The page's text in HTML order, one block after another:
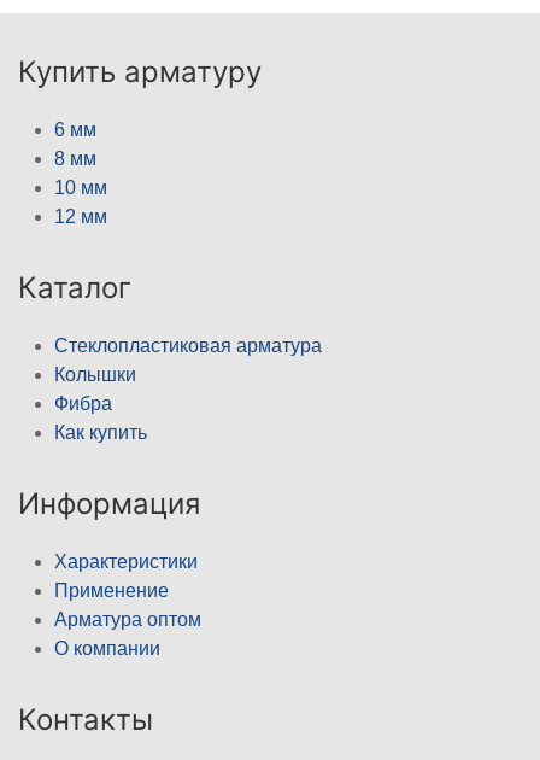
Купить арматуру
6 мм
8 мм
10 мм
12 мм
Каталог
Стеклопластиковая арматура
Колышки
Фибра
Как купить
Информация
Характеристики
Применение
Арматура оптом
О компании
Контакты